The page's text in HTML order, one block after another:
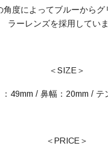
角度によってブルーからグ
ラーレンズを採用していま
＜SIZE＞
49mm / 鼻幅：20mm / テ
＜PRICE＞